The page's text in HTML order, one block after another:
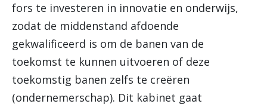
fors te investeren in innovatie en onderwijs,
zodat de middenstand afdoende
gekwalificeerd is om de banen van de
toekomst te kunnen uitvoeren of deze
toekomstig banen zelfs te creëren
(ondernemerschap). Dit kabinet gaat